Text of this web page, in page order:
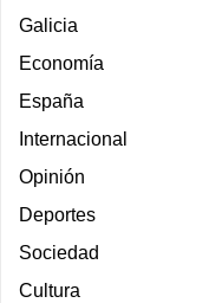
Galicia
Economía
España
Internacional
Opinión
Deportes
Sociedad
Cultura